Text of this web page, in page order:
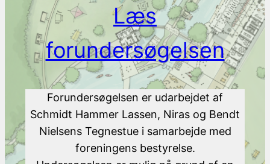
Læs
forundersøgelsen
Forundersøgelsen er udarbejdet af
Schmidt Hammer Lassen, Niras og Bendt
Nielsens Tegnestue i samarbejde med
foreningens bestyrelse.